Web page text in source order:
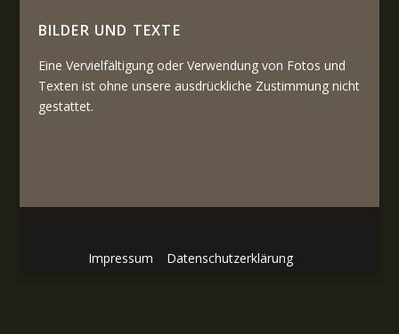
BILDER UND TEXTE
Eine Vervielfältigung oder Verwendung von Fotos und
Texten ist ohne unsere ausdrückliche Zustimmung nicht
gestattet.
Impressum Datenschutzerklärung